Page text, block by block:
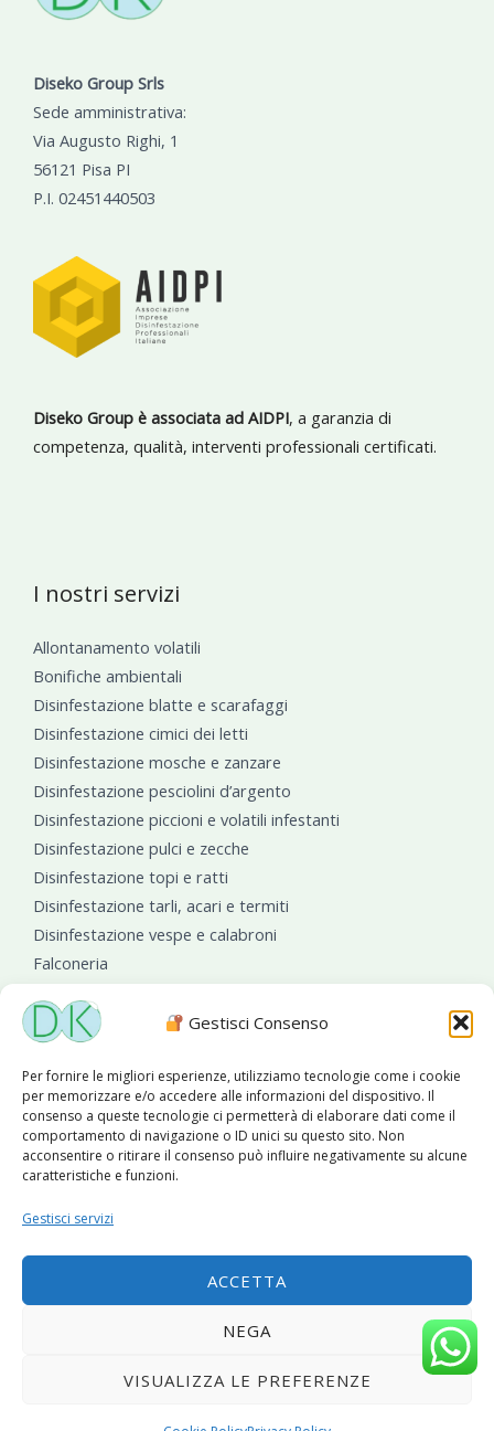
Gestisci Consenso
Per fornire le migliori esperienze, utilizziamo tecnologie come i cookie
per memorizzare e/o accedere alle informazioni del dispositivo. Il
consenso a queste tecnologie ci permetterà di elaborare dati come il
comportamento di navigazione o ID unici su questo sito. Non
acconsentire o ritirare il consenso può influire negativamente su alcune
caratteristiche e funzioni.
Gestisci servizi
ACCETTA
NEGA
VISUALIZZA LE PREFERENZE
Diseko Group Srls
Sede amministrativa:
Via Augusto Righi, 1
56121 Pisa PI
P.I. 02451440503
Diseko Group è associata ad AIDPI, a garanzia di
competenza, qualità, interventi professionali certificati.
I nostri servizi
Allontanamento volatili
Bonifiche ambientali
Disinfestazione blatte e scarafaggi
Disinfestazione cimici dei letti
Disinfestazione mosche e zanzare
Disinfestazione pesciolini d’argento
Disinfestazione piccioni e volatili infestanti
Disinfestazione pulci e zecche
Disinfestazione topi e ratti
Disinfestazione tarli, acari e termiti
Disinfestazione vespe e calabroni
Falconeria
Sanificazioni ambientali
Copyright © 2026 Diseko Group Srls |
|Sito web
Privacy Policy| Cookie Policy